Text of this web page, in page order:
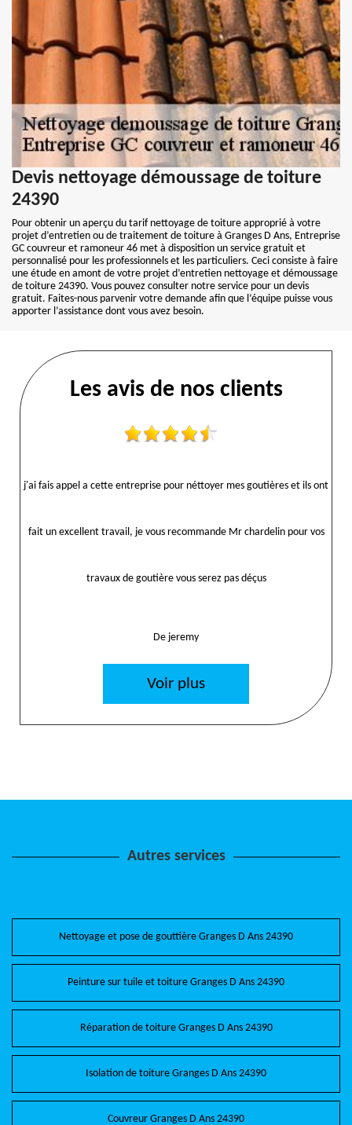
Devis nettoyage démoussage de toiture
24390
Pour obtenir un aperçu du tarif nettoyage de toiture approprié à votre
projet d’entretien ou de traitement de toiture à Granges D Ans, Entreprise
GC couvreur et ramoneur 46 met à disposition un service gratuit et
personnalisé pour les professionnels et les particuliers. Ceci consiste à faire
une étude en amont de votre projet d’entretien nettoyage et démoussage
de toiture 24390. Vous pouvez consulter notre service pour un devis
gratuit. Faites-nous parvenir votre demande afin que l’équipe puisse vous
apporter l’assistance dont vous avez besoin.
Les avis de nos clients
j'ai fais appel a cette entreprise pour néttoyer mes goutières et ils ont
fait un excellent travail, je vous recommande Mr chardelin pour vos
travaux de goutière vous serez pas déçus
De jeremy
Voir plus
Autres services
Nettoyage et pose de gouttière Granges D Ans 24390
Peinture sur tuile et toiture Granges D Ans 24390
Réparation de toiture Granges D Ans 24390
Isolation de toiture Granges D Ans 24390
Couvreur Granges D Ans 24390